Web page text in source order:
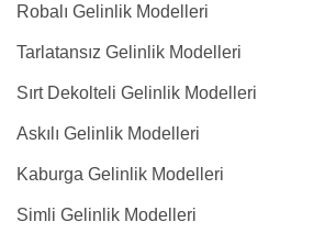
Robalı Gelinlik Modelleri
Tarlatansız Gelinlik Modelleri
Sırt Dekolteli Gelinlik Modelleri
Askılı Gelinlik Modelleri
Kaburga Gelinlik Modelleri
Simli Gelinlik Modelleri